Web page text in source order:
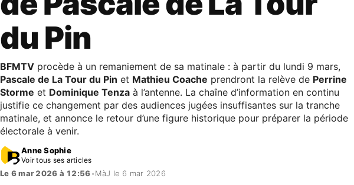
du Pin
BFMTV procède à un remaniement de sa matinale : à partir du lundi 9 mars,
Pascale de La Tour du Pin et Mathieu Coache prendront la relève de Perrine
Storme et Dominique Tenza à l’antenne. La chaîne d’information en continu
justifie ce changement par des audiences jugées insuffisantes sur la tranche
matinale, et annonce le retour d’une figure historique pour préparer la période
électorale à venir.
Anne Sophie
Voir tous ses articles
Le 6 mar 2026 à 12:56•MàJ le 6 mar 2026